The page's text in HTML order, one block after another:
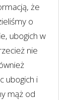
że
o
ubogich w
nie
ubogich i
mąż od